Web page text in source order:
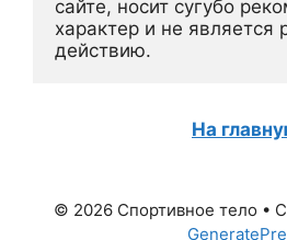
сайте, носит сугубо
характер и не является
действию.
На
© 2026 Спортивное тело •